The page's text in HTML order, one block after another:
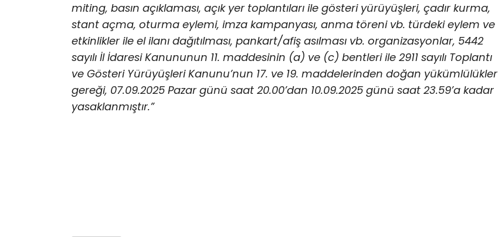
miting, basın açıklaması, açık yer toplantıları ile gösteri yürüyüşleri, çadır kurma,
stant açma, oturma eylemi, imza kampanyası, anma töreni vb. türdeki eylem ve
etkinlikler ile el ilanı dağıtılması, pankart/afiş asılması vb. organizasyonlar, 5442
sayılı İl İdaresi Kanununun 11. maddesinin (a) ve (c) bentleri ile 2911 sayılı Toplantı
ve Gösteri Yürüyüşleri Kanunu’nun 17. ve 19. maddelerinden doğan yükümlülükler
gereği, 07.09.2025 Pazar günü saat 20.00’dan 10.09.2025 günü saat 23.59’a kadar
yasaklanmıştır.”